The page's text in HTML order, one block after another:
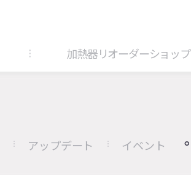
加熱器リオーダーショップ
アップデート イベント